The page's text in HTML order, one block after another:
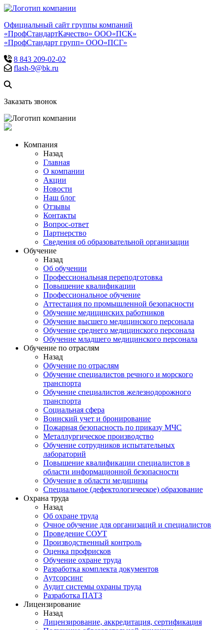
Официальный сайт группы компаний
«ПрофСтандартКачество» ООО«ПСК»
«ПрофСтандарт групп» ООО«ПСГ»
8 843 209-02-02
flash-9@bk.ru
Заказать звонок
Компания
Назад
Главная
О компании
Акции
Новости
Наш блог
Отзывы
Контакты
Вопрос-ответ
Партнерство
Сведения об образовательной организации
Обучение
Назад
Об обучении
Профессиональная переподготовка
Повышение квалификации
Профессиональное обучение
Аттестация по промышленной безопасности
Обучение медицинских работников
Обучение высшего медицинского персонала
Обучение среднего медицинского персонала
Обучение младшего медицинского персонала
Обучение по отраслям
Назад
Обучение по отраслям
Обучение специалистов речного и морского
транспорта
Обучение специалистов железнодорожного
транспорта
Социальная сфера
Воинский учет и бронирование
Пожарная безопасность по приказу МЧС
Металлургическое производство
Обучение сотрудников испытательных
лабораторий
Повышение квалификации специалистов в
области информационной безопасности
Обучение в области медицины
Специальное (дефектологическое) образование
Охрана труда
Назад
Об охране труда
Очное обучение для организаций и специалистов
Проведение СОУТ
Производственный контроль
Оценка профрисков
Обучение охране труда
Разработка комплекта документов
Аутсорсинг
Аудит системы охраны труда
Разработка ПАТЗ
Лицензирование
Назад
Лицензирование, аккредитация, сертификация